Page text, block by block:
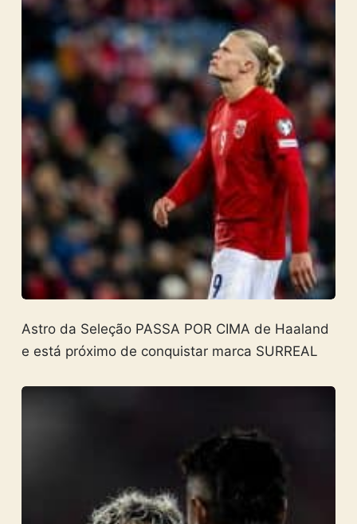
Astro da Seleção PASSA POR CIMA de Haaland
e está próximo de conquistar marca SURREAL